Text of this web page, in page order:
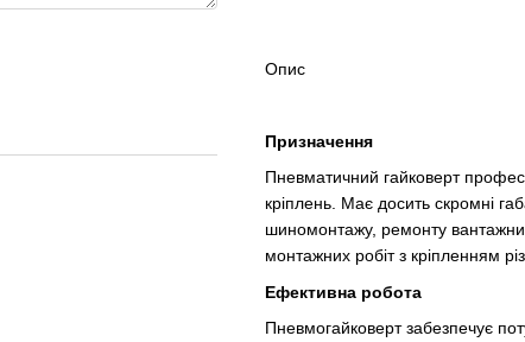
Опис
Призначення
Пневматичний гайковерт
кріплень. Має досить скромні
шиномонтажу, ремонту
монтажних робіт з кріпленням
Ефективна робота
Пневмогайковерт забезпечує